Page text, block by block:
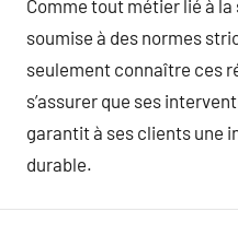
Comme tout métier lié à
soumise à des normes
seulement connaître ces
s’assurer que ses
garantit à ses clients une
durable.